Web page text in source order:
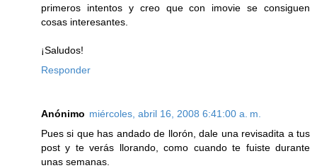
primeros intentos y creo que con imovie se consiguen
cosas interesantes.
¡Saludos!
Responder
Anónimo miércoles, abril 16, 2008 6:41:00 a. m.
Pues si que has andado de llorón, dale una revisadita a tus
post y te verás llorando, como cuando te fuiste durante
unas semanas.